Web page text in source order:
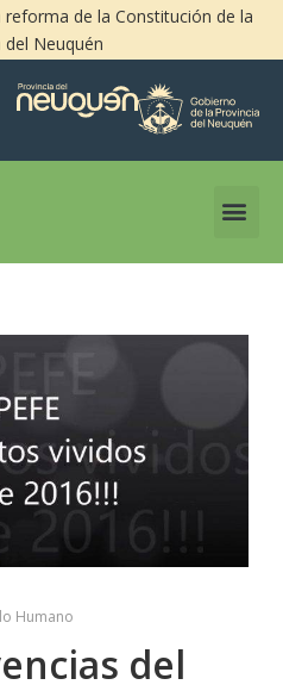
reforma de la Constitución de la
del Neuquén
Humano
del